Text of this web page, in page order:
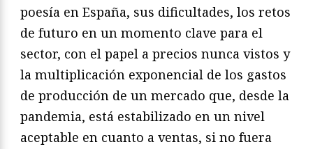
poesía en España, sus dificultades, los retos
de futuro en un momento clave para el
sector, con el papel a precios nunca vistos y
la multiplicación exponencial de los gastos
de producción de un mercado que, desde la
pandemia, está estabilizado en un nivel
aceptable en cuanto a ventas, si no fuera